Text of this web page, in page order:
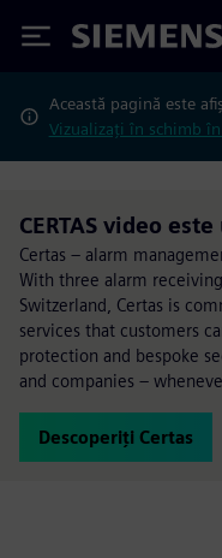
Siemens
Această pagină este
Vizualizați în schimb
CERTAS video
Certas – alarm
With three alarm
Switzerland, Certas is
services that customers
protection and bespoke
and companies –
Descoperiți Certas